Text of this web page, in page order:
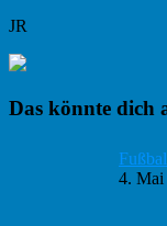
JR
Haupt-
Das könnte dich
4. Mai